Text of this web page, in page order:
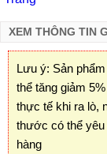
XEM THÔNG TIN
Lưu ý: Sản
thể tăng giảm
thực tế khi ra lò,
thước có thể yêu
hàng